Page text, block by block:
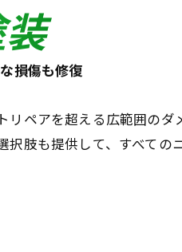
損傷も修復
ペアを超える広範囲の
肢も提供して、すべての